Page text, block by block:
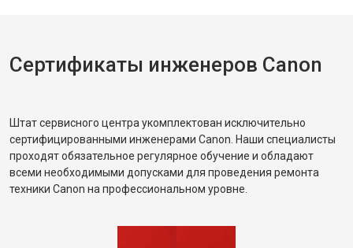
Сертификаты инженеров Canon
Штат сервисного центра укомплектован исключительно
сертифицированными инженерами Canon. Наши специалисты
проходят обязательное регулярное обучение и обладают
всеми необходимыми допусками для проведения ремонта
техники Canon на профессиональном уровне.